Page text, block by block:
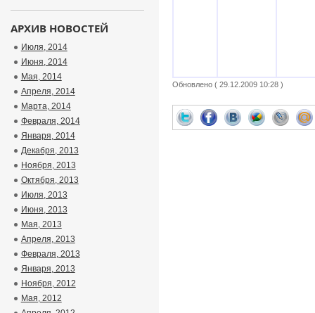
Обновлено ( 29.12.2009 10:28 )
АРХИВ НОВОСТЕЙ
Июля, 2014
Июня, 2014
Мая, 2014
Апреля, 2014
Марта, 2014
Февраля, 2014
Января, 2014
Декабря, 2013
Ноября, 2013
Октября, 2013
Июля, 2013
Июня, 2013
Мая, 2013
Апреля, 2013
Февраля, 2013
Января, 2013
Ноября, 2012
Мая, 2012